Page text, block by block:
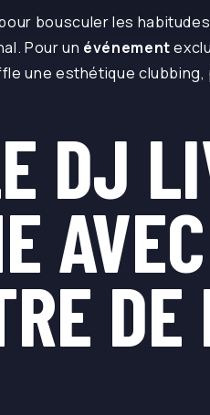
bousculer les
Pour un événement
une esthétique
DJ